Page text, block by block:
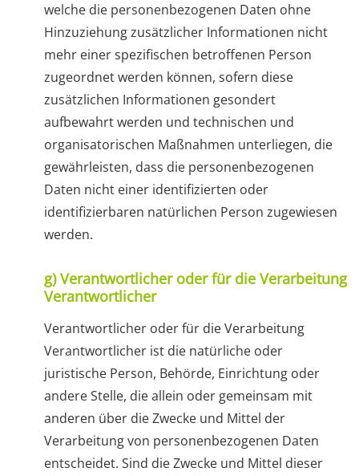
welche die personenbezogenen Daten ohne
Hinzuziehung zusätzlicher Informationen nicht
mehr einer spezifischen betroffenen Person
zugeordnet werden können, sofern diese
zusätzlichen Informationen gesondert
aufbewahrt werden und technischen und
organisatorischen Maßnahmen unterliegen, die
gewährleisten, dass die personenbezogenen
Daten nicht einer identifizierten oder
identifizierbaren natürlichen Person zugewiesen
werden.
g) Verantwortlicher oder für die Verarbeitung
Verantwortlicher
Verantwortlicher oder für die Verarbeitung
Verantwortlicher ist die natürliche oder
juristische Person, Behörde, Einrichtung oder
andere Stelle, die allein oder gemeinsam mit
anderen über die Zwecke und Mittel der
Verarbeitung von personenbezogenen Daten
entscheidet. Sind die Zwecke und Mittel dieser